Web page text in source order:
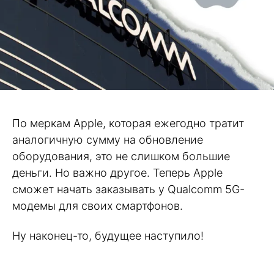
По меркам Apple, которая ежегодно тратит
аналогичную сумму на обновление
оборудования, это не слишком большие
деньги. Но важно другое. Теперь Apple
сможет начать заказывать у Qualcomm 5G-
модемы для своих смартфонов.
Ну наконец-то, будущее наступило!